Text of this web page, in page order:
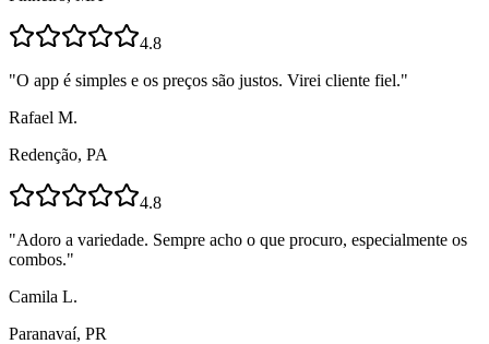
4.8
"O app é simples e os preços são justos. Virei cliente fiel."
Rafael M.
Redenção, PA
4.8
"Adoro a variedade. Sempre acho o que procuro, especialmente os
combos."
Camila L.
Paranavaí, PR